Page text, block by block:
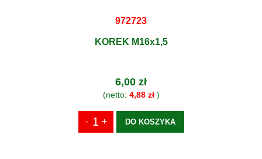
972723
KOREK M16x1,5
6,00 zł
(netto: 4,88 zł)
DO KOSZYKA